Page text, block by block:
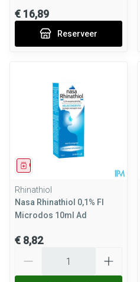
€ 16,89
Reserveer
Geneesmiddel
Rhinathiol
Nasa Rhinathiol 0,1% Fl
Microdos 10ml Ad
€ 8,82